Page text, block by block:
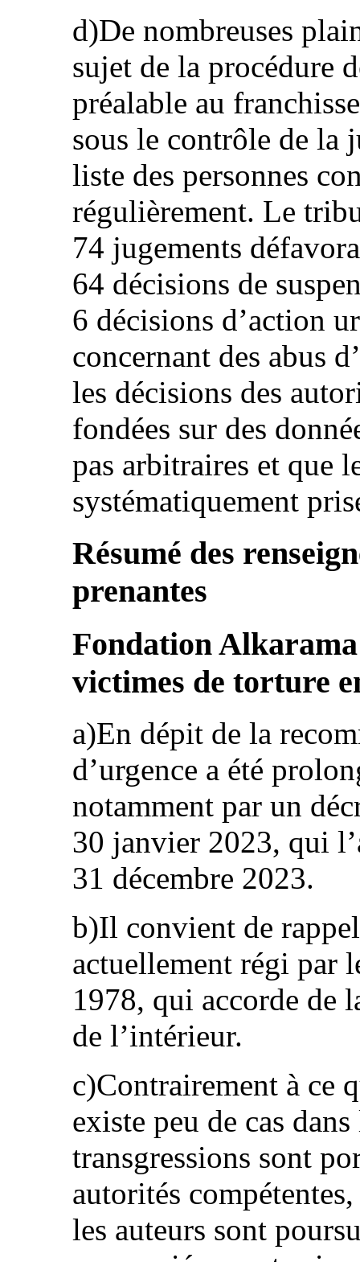
d)De nombreuses
sujet de la procédure
préalable au
sous le contrôle de la
liste des personnes
régulièrement. Le
74 jugements
64 décisions de
6 décisions d’action
concernant des abus
les décisions des
fondées sur des
pas arbitraires et que
systématiquement
Résumé des
prenantes
Fondation
victimes de torture
a)En dépit de la
d’urgence a été
notamment par un
30 janvier 2023, qui
31 décembre 2023.
b)Il convient de
actuellement régi par
1978, qui accorde de
de l’intérieur.
c)Contrairement à ce
existe peu de cas
transgressions sont
autorités
les auteurs sont